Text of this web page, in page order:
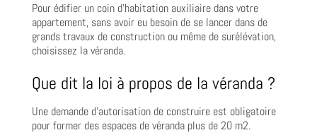
Pour édifier un coin d’habitation auxiliaire dans votre
appartement, sans avoir eu besoin de se lancer dans de
grands travaux de construction ou même de surélévation,
choisissez la véranda.
Que dit la loi à propos de la véranda ?
Une demande d’autorisation de construire est obligatoire
pour former des espaces de véranda plus de 20 m2.